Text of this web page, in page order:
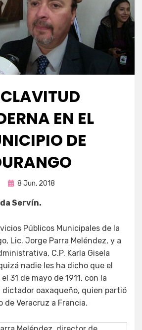
EN EL
DE
porEnrique
Publicada
8 Jun, 2018
Servín.
Públicos Municipales de la
Lic. Jorge Parra Meléndez, y a
C.P. Karla Gisela
nadie les ha dicho que el
31 de mayo de 1911, con la
dictador oaxaqueño, quien partió
de Veracruz a Francia.